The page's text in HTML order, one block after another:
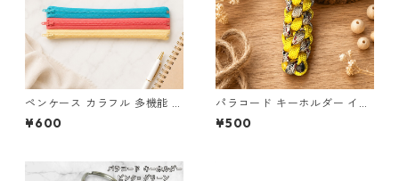
ペンケース カラフル 多機能 筆
箱 ファスナー6本 s11
¥600
パラコード キーホルダー イエ
ロー×ベージュ(赤・黒) ハンド
メイド 国産 本革 ヌメ革
¥500